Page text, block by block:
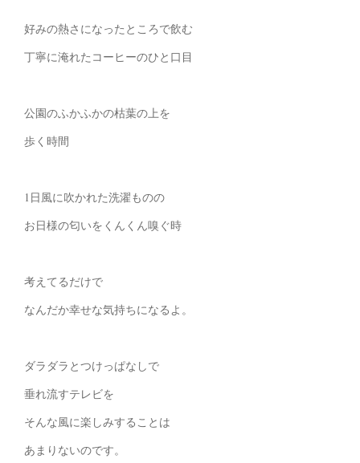
好みの熱さになったところで飲む
丁寧に淹れたコーヒーのひと口目
公園のふかふかの枯葉の上を
歩く時間
1日風に吹かれた洗濯ものの
お日様の匂いをくんくん嗅ぐ時
考えてるだけで
なんだか幸せな気持ちになるよ。
ダラダラとつけっぱなしで
垂れ流すテレビを
そんな風に楽しみすることは
あまりないのです。